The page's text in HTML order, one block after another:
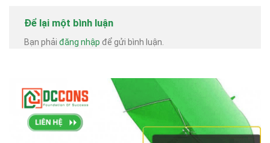
Để lại một bình luận
Bạn phải đăng nhập để gửi bình luận.